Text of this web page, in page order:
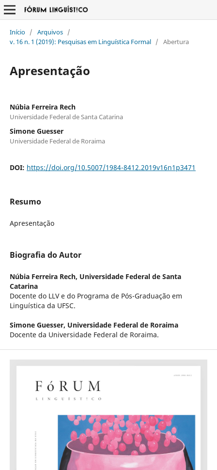
Início / Arquivos /
v. 16 n. 1 (2019): Pesquisas em Linguística Formal / Abertura
Apresentação
Núbia Ferreira Rech
Universidade Federal de Santa Catarina
Simone Guesser
Universidade Federal de Roraima
DOI: https://doi.org/10.5007/1984-8412.2019v16n1p3471
Resumo
Apresentação
Biografia do Autor
Núbia Ferreira Rech, Universidade Federal de Santa
Catarina
Docente do LLV e do Programa de Pós-Graduação em
Linguística da UFSC.
Simone Guesser, Universidade Federal de Roraima
Docente da Universidade Federal de Roraima.